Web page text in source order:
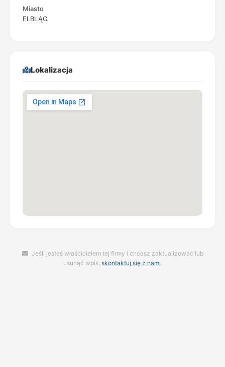
Miasto
ELBLĄG
Lokalizacja
Jeśli jesteś właścicielem tej firmy i chcesz zaktualizować lub
usunąć wpis, skontaktuj się z nami.